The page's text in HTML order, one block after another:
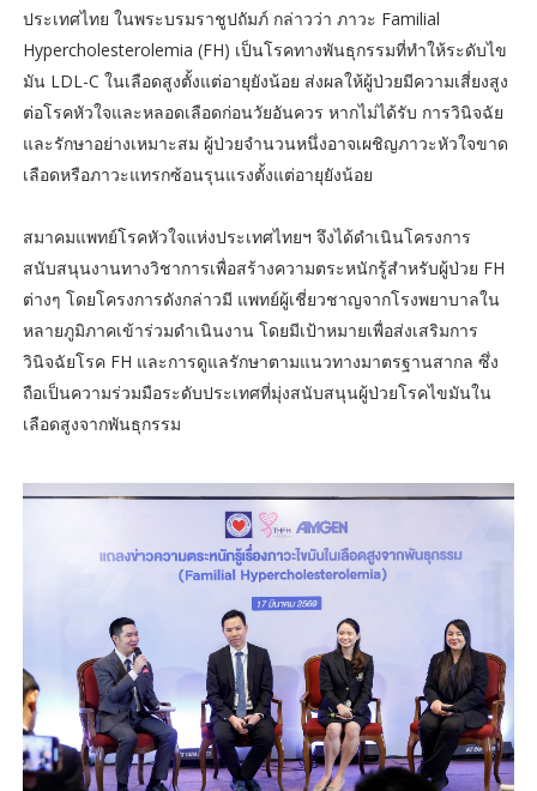
ประเทศไทย ในพระบรมราชูปถัมภ์ กล่าวว่า ภาวะ Familial
Hypercholesterolemia (FH) เป็นโรคทางพันธุกรรมที่ทําให้ระดับไข
มัน LDL-C ในเลือดสูงตั้งแต่อายุยังน้อย ส่งผลให้ผู้ป่วยมีความเสี่ยงสูง
ต่อโรคหัวใจและหลอดเลือดก่อนวัยอันควร หากไม่ได้รับ การวินิจฉัย
และรักษาอย่างเหมาะสม ผู้ป่วยจํานวนหนึ่งอาจเผชิญภาวะหัวใจขาด
เลือดหรือภาวะแทรกซ้อนรุนแรงตั้งแต่อายุยังน้อย
สมาคมแพทย์โรคหัวใจแห่งประเทศไทยฯ จึงได้ดําเนินโครงการ
สนับสนุนงานทางวิชาการเพื่อสร้างความตระหนักรู้สําหรับผู้ป่วย FH
ต่างๆ โดยโครงการดังกล่าวมี แพทย์ผู้เชี่ยวชาญจากโรงพยาบาลใน
หลายภูมิภาคเข้าร่วมดําเนินงาน โดยมีเป้าหมายเพื่อส่งเสริมการ
วินิจฉัยโรค FH และการดูแลรักษาตามแนวทางมาตรฐานสากล ซึ่ง
ถือเป็นความร่วมมือระดับประเทศที่มุ่งสนับสนุนผู้ป่วยโรคไขมันใน
เลือดสูงจากพันธุกรรม